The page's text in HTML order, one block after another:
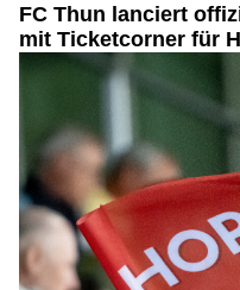
FC Thun lanciert
mit Ticketcorner für